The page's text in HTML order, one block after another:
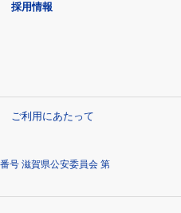
採用情報
ご利用にあたって
号 滋賀県公安委員会 第